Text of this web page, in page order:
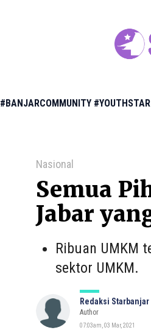
#BANJARCOMMUNITY #YOUTHSTAR
Nasional
Semua
Jabar
Ribuan UMKM
sektor UMKM.
Redaksi Starbanjar
Author
07:03am, 03 Mar, 2021